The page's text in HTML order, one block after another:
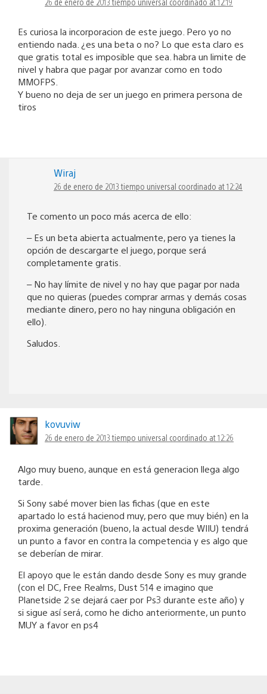
Es curiosa la incorporacion de este juego. Pero yo no
entiendo nada. ¿es una beta o no? Lo que esta claro es
que gratis total es imposible que sea. habra un limite de
nivel y habra que pagar por avanzar como en todo
MMOFPS.
Y bueno no deja de ser un juego en primera persona de
tiros
Wiraj
26 de enero de 2013 tiempo universal coordinado at 12:24
Te comento un poco más acerca de ello:
– Es un beta abierta actualmente, pero ya tienes la
opción de descargarte el juego, porque será
completamente gratis.
– No hay límite de nivel y no hay que pagar por nada
que no quieras (puedes comprar armas y demás cosas
mediante dinero, pero no hay ninguna obligación en
ello).
Saludos.
kovuviw
26 de enero de 2013 tiempo universal coordinado at 12:26
Algo muy bueno, aunque en está generacion llega algo
tarde.
Si Sony sabé mover bien las fichas (que en este
apartado lo está hacienod muy, pero que muy bién) en la
proxima generación (bueno, la actual desde WIIU) tendrá
un punto a favor en contra la competencia y es algo que
se deberían de mirar.
El apoyo que le están dando desde Sony es muy grande
(con el DC, Free Realms, Dust 514 e imagino que
Planetside 2 se dejará caer por Ps3 durante este año) y
si sigue así será, como he dicho anteriormente, un punto
MUY a favor en ps4